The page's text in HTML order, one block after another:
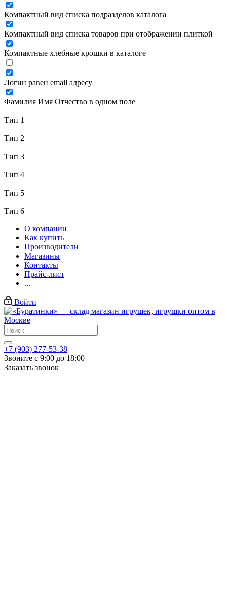
Компактный вид списка подразделов каталога
Компактный вид списка товаров при отображении плиткой
Компактные хлебные крошки в каталоге
Логин равен email адресу
Фамилия Имя Отчество в одном поле
Тип 1
Тип 2
Тип 3
Тип 4
Тип 5
Тип 6
О компании
Как купить
Производители
Магазины
Контакты
Прайс-лист
...
Войти
+7 (903) 277-53-38
Звоните с 9:00 до 18:00
Заказать звонок